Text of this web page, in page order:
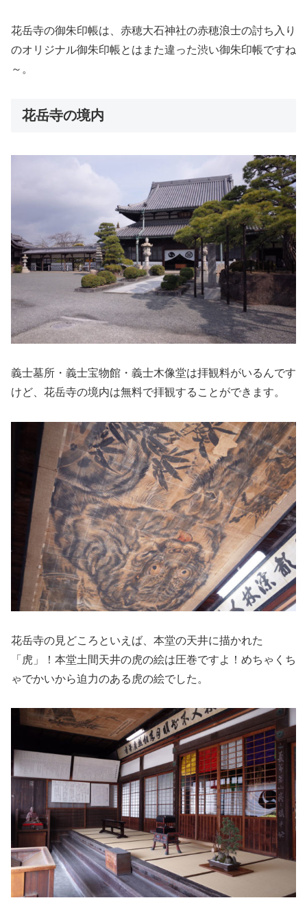
花岳寺の御朱印帳は、赤穂大石神社の赤穂浪士の討ち入り
のオリジナル御朱印帳とはまた違った渋い御朱印帳ですね
～。
花岳寺の境内
義士墓所・義士宝物館・義士木像堂は拝観料がいるんです
けど、花岳寺の境内は無料で拝観することができます。
花岳寺の見どころといえば、本堂の天井に描かれた
「虎」！本堂土間天井の虎の絵は圧巻ですよ！めちゃくち
ゃでかいから迫力のある虎の絵でした。